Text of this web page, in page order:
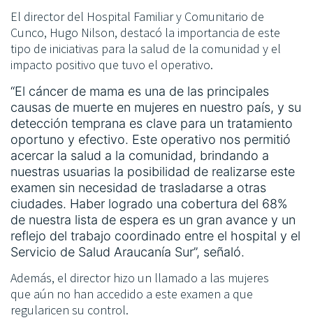
El director del Hospital Familiar y Comunitario de
Cunco, Hugo Nilson, destacó la importancia de este
tipo de iniciativas para la salud de la comunidad y el
impacto positivo que tuvo el operativo.
“El cáncer de mama es una de las principales
causas de muerte en mujeres en nuestro país, y su
detección temprana es clave para un tratamiento
oportuno y efectivo. Este operativo nos permitió
acercar la salud a la comunidad, brindando a
nuestras usuarias la posibilidad de realizarse este
examen sin necesidad de trasladarse a otras
ciudades. Haber logrado una cobertura del 68%
de nuestra lista de espera es un gran avance y un
reflejo del trabajo coordinado entre el hospital y el
Servicio de Salud Araucanía Sur”, señaló.
Además, el director hizo un llamado a las mujeres
que aún no han accedido a este examen a que
regularicen su control.